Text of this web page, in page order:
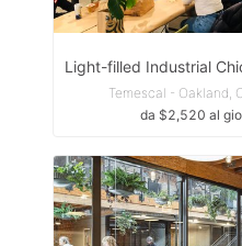
Temescal - Oakland,
da $2,520 al